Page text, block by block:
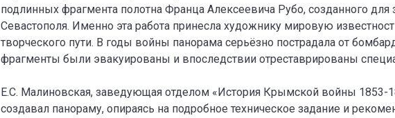
подлинных фрагмента полотна Франца Алексеевича Рубо, созданного
Севастополя. Именно эта работа принесла художнику мировую
творческого пути. В годы войны панорама серьёзно пострадала от
фрагменты были эвакуированы и впоследствии отреставрированы
Е.С. Малиновская, заведующая отделом «История Крымской войны 1853-
создавал панораму, опираясь на подробное техническое задание и